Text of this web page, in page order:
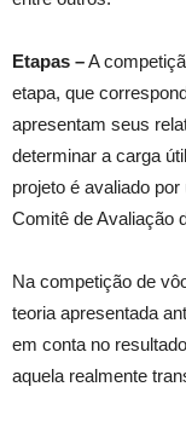
Etapas –A
etapa, que
apresentam seus
determinar a carga
projeto é avaliado
Comitê de Avaliação
Na competição de
teoria apresentada
em conta no
aquela realmente